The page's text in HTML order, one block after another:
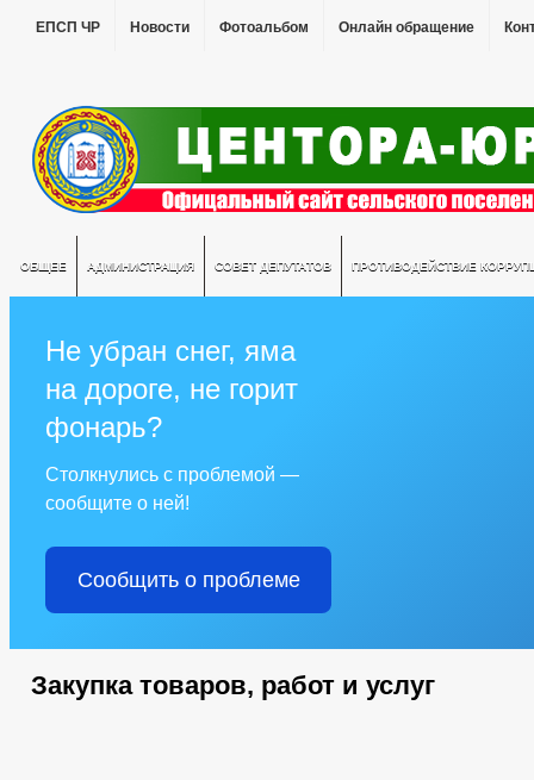
ЕПСП ЧР Новости Фотоальбом Онлайн обращение
ОБЩЕЕ АДМИНИСТРАЦИЯ СОВЕТ ДЕПУТАТОВ ПРОТИВОДЕЙСТВИЕ
Не убран снег, яма
на дороге, не горит
фонарь?
Столкнулись с проблемой —
сообщите о ней!
Сообщить о проблеме
Закупка товаров, работ и услуг